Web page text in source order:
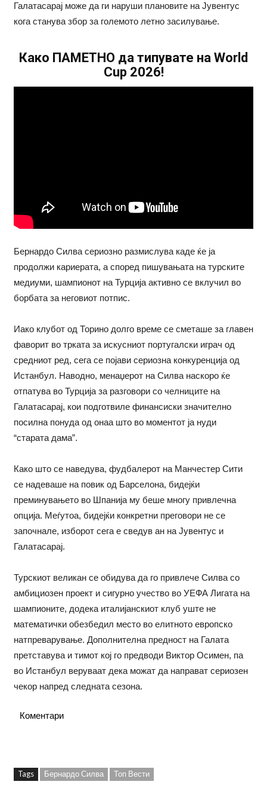
Галатасарај може да ги наруши плановите на Јувентус
кога станува збор за големото летно засилување.
Како ПАМЕТНО да типувате на World
Cup 2026!
Бернардо Силва сериозно размислува каде ќе ја
продолжи кариерата, а според пишувањата на турските
медиуми, шампионот на Турција активно се вклучил во
борбата за неговиот потпис.
Иако клубот од Торино долго време се сметаше за главен
фаворит во трката за искусниот португалски играч од
средниот ред, сега се појави сериозна конкуренција од
Истанбул. Наводно, менаџерот на Силва наскоро ќе
отпатува во Турција за разговори со челниците на
Галатасарај, кои подготвиле финансиски значително
посилна понуда од онаа што во моментот ја нуди
“старата дама”.
Како што се наведува, фудбалерот на Манчестер Сити
се надеваше на повик од Барселона, бидејќи
преминувањето во Шпанија му беше многу привлечна
опција. Меѓутоа, бидејќи конкретни преговори не се
започнале, изборот сега е сведув ан на Јувентус и
Галатасарај.
Турскиот великан се обидува да го привлече Силва со
амбициозен проект и сигурно учество во УЕФА Лигата на
шампионите, додека италијанскиот клуб уште не
математички обезбедил место во елитното европско
натпреварување. Дополнителна предност на Галата
претставува и тимот кој го предводи Виктор Осимен, па
во Истанбул веруваат дека можат да направат сериозен
чекор напред следната сезона.
Коментари
Tags Бернардо Силва Топ Вести